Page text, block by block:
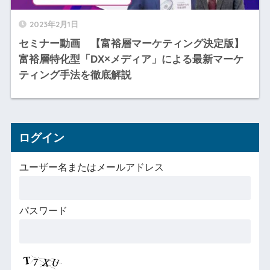
2023年2月1日
セミナー動画 【富裕層マーケティング決定版】
富裕層特化型「DX×メディア」による最新マーケ
ティング手法を徹底解説
ログイン
ユーザー名またはメールアドレス
パスワード